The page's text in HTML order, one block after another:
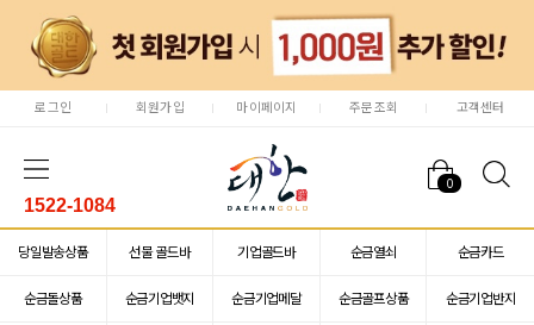
로그인 회원가입 마이페이지 주문조회 고객센터
0
1522-1084
당일발송상품 선물 골드바 기업골드바 순금열쇠 순금카드
순금돌상품 순금기업뱃지 순금기업메달 순금골프상품 순금기업반지